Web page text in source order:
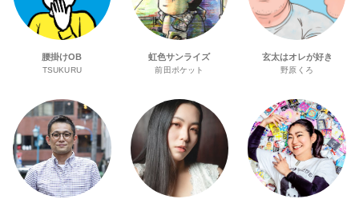
腰掛けOB
TSUKURU
虹色サンライズ
前田ポケット
玄太はオレが好き
野原くろ